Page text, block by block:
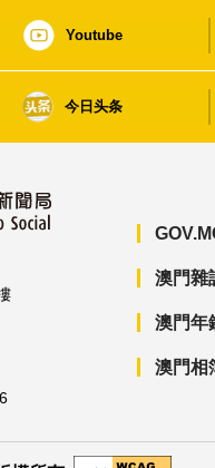
Youtube
今日头条
澳門雜
澳門年
澳門相